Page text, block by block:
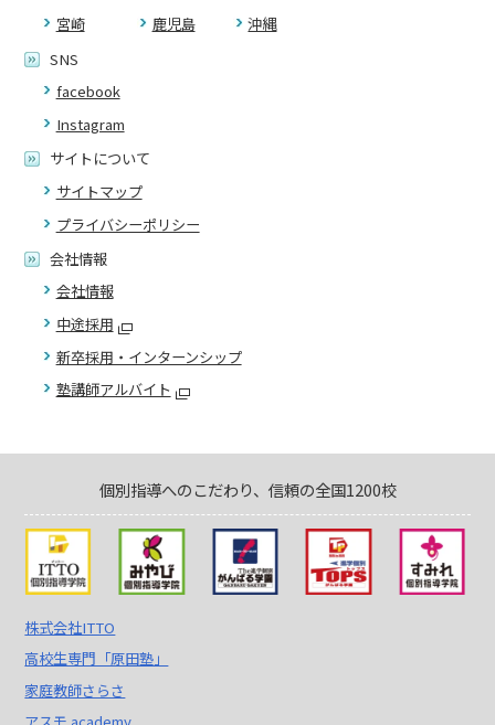
宮崎
鹿児島
沖縄
SNS
facebook
Instagram
サイトについて
サイトマップ
プライバシーポリシー
会社情報
会社情報
中途採用
新卒採用・インターンシップ
塾講師アルバイト
個別指導へのこだわり、信頼の全国1200校
株式会社ITTO
高校生専門「原田塾」
家庭教師さらさ